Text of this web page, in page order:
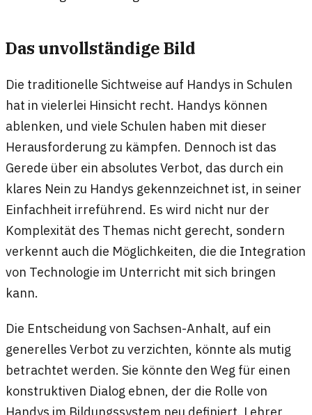
Das unvollständige Bild
Die traditionelle Sichtweise auf Handys in Schulen
hat in vielerlei Hinsicht recht. Handys können
ablenken, und viele Schulen haben mit dieser
Herausforderung zu kämpfen. Dennoch ist das
Gerede über ein absolutes Verbot, das durch ein
klares Nein zu Handys gekennzeichnet ist, in seiner
Einfachheit irreführend. Es wird nicht nur der
Komplexität des Themas nicht gerecht, sondern
verkennt auch die Möglichkeiten, die die Integration
von Technologie im Unterricht mit sich bringen
kann.
Die Entscheidung von Sachsen-Anhalt, auf ein
generelles Verbot zu verzichten, könnte als mutig
betrachtet werden. Sie könnte den Weg für einen
konstruktiven Dialog ebnen, der die Rolle von